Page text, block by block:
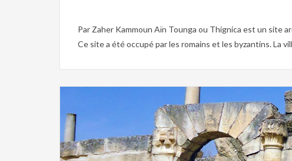
Par Zaher Kammoun Aïn Tounga ou Thignica est un site
Ce site a été occupé par les romains et les byzantins. La